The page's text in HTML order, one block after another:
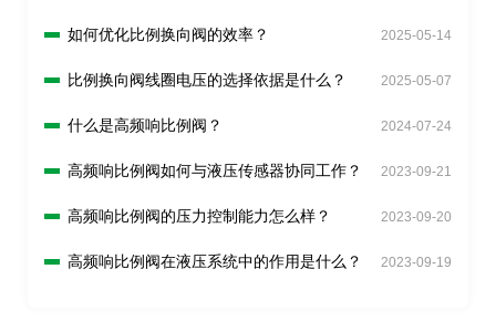
如何优化比例换向阀的效率？ 2025-05-14
比例换向阀线圈电压的选择依据是什么？ 2025-05-07
什么是高频响比例阀？ 2024-07-24
高频响比例阀如何与液压传感器协同工作？ 2023-09-21
高频响比例阀的压力控制能力怎么样？ 2023-09-20
高频响比例阀在液压系统中的作用是什么？ 2023-09-19